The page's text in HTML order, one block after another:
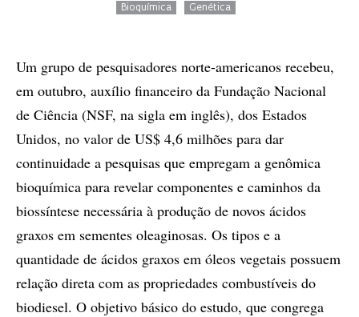
Bioquímica Genética
Um grupo de pesquisadores norte-americanos recebeu,
em outubro, auxílio financeiro da Fundação Nacional
de Ciência (NSF, na sigla em inglês), dos Estados
Unidos, no valor de US$ 4,6 milhões para dar
continuidade a pesquisas que empregam a genômica
bioquímica para revelar componentes e caminhos da
biossíntese necessária à produção de novos ácidos
graxos em sementes oleaginosas. Os tipos e a
quantidade de ácidos graxos em óleos vegetais possuem
relação direta com as propriedades combustíveis do
biodiesel. O objetivo básico do estudo, que congrega